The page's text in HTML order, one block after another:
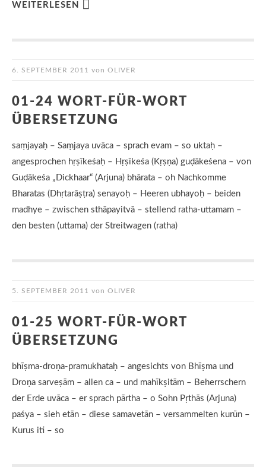
WEITERLESEN
6. SEPTEMBER 2011 von OLIVER
01-24 WORT-FÜR-WORT
ÜBERSETZUNG
saṃjayaḥ – Saṃjaya uvāca – sprach evam – so uktaḥ –
angesprochen hṛṣīkeśaḥ – Hṛṣīkeśa (Kṛṣṇa) guḍākeśena – von
Guḍākeśa „Dickhaar“ (Arjuna) bhārata – oh Nachkomme
Bharatas (Dhṛtarāṣṭra) senayoḥ – Heeren ubhayoḥ – beiden
madhye – zwischen sthāpayitvā – stellend ratha-uttamam –
den besten (uttama) der Streitwagen (ratha)
5. SEPTEMBER 2011 von OLIVER
01-25 WORT-FÜR-WORT
ÜBERSETZUNG
bhīṣma-droṇa-pramukhataḥ – angesichts von Bhīṣma und
Droṇa sarveṣām – allen ca – und mahīkṣitām – Beherrschern
der Erde uvāca – er sprach pārtha – o Sohn Pṛthās (Arjuna)
paśya – sieh etān – diese samavetān – versammelten kurūn –
Kurus iti – so